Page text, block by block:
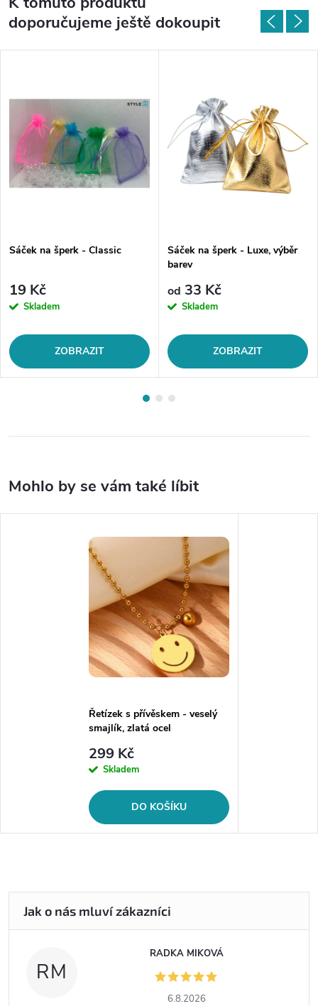
doporučujeme ještě dokoupit
Sáček na šperk - Classic
19 Kč
Skladem
ZOBRAZIT
Sáček na šperk - Luxe, výběr
barev
od 33 Kč
Skladem
ZOBRAZIT
Řetízek s přívěskem - veselý
smajlík, zlatá ocel
299 Kč
Skladem
DO KOŠÍKU
RM
RADKA MIKOVÁ
6.8.2026